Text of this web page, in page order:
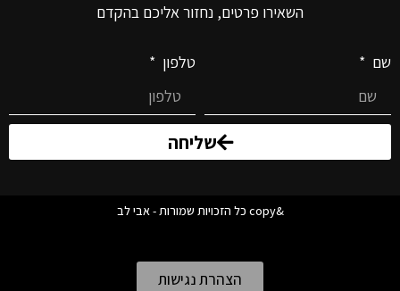
השאירו פרטים, נחזור אליכם בהקדם
שם טלפון
שליחה
&copy כל הזכויות שמורות - אבי לב
הצהרת נגישות